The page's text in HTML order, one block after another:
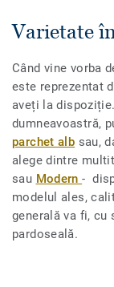
Varietate
Când vine vorba
este reprezentat
aveți la
dumneavoastră,
parchet alb sau,
alege dintre
sau Modern-
modelul ales,
generală va fi, cu
pardoseală.